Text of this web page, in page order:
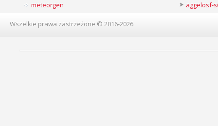
meteorgen
aggelosf-
Wszelkie prawa zastrzeżone © 2016-2026